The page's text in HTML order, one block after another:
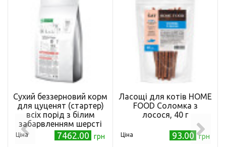
Сухий беззерновий корм
для цуценят (стартер)
всіх порід з білим
забарвленням шерсті
Superior Care White Dogs
Grain Free Starter All
Ціна 7462.00 грн
Ласощі для котів HOME
FOOD Соломка з
лосося, 40 г
Ціна 93.00 грн